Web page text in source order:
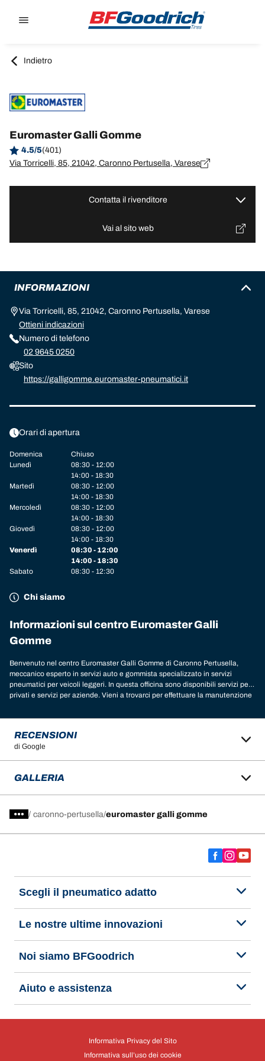
Indietro
Euromaster Galli Gomme
4.5/5(401)
Via Torricelli, 85, 21042, Caronno Pertusella, Varese
Contatta il rivenditore
Vai al sito web
INFORMAZIONI
Via Torricelli, 85, 21042, Caronno Pertusella, Varese
Ottieni indicazioni
Numero di telefono
02 9645 0250
Sito
https://galligomme.euromaster-pneumatici.it
Orari di apertura
Domenica
Chiuso
Lunedì
08:30 - 12:00
14:00 - 18:30
Martedì
08:30 - 12:00
14:00 - 18:30
Mercoledì
08:30 - 12:00
14:00 - 18:30
Giovedì
08:30 - 12:00
14:00 - 18:30
Venerdì
08:30 - 12:00
14:00 - 18:30
Sabato
08:30 - 12:30
Chi siamo
Informazioni sul centro Euromaster Galli
Gomme
Benvenuto nel centro Euromaster Galli Gomme di Caronno Pertusella,
meccanico esperto in servizi auto e gommista specializzato in servizi
pneumatici per veicoli leggeri. In questa officina sono disponibili servizi per
privati e servizi per aziende. Vieni a trovarci per effettuare la manutenzione
mezzi agricoli, mezzi industriali. Nella nostra officina a Caronno Pertusella,
consiglio ai nostri esperti per scoprire il modello e le dimensioni delle
gomme più adatte alle tue esigenze. Nell’officina sono disponibili le migliori
marche per il tuo veicolo:gomme Michelin,BFGoodrich,Tigar,Nexen,
Austone,Cooper
e tante altre. Ti aspettiamo nell’officina Euromaster Galli
appuntamento o richiedi un preventivo per il servizio che cerchi.
RECENSIONI
di Google
GALLERIA
/ caronno-pertusella euromaster galli gomme
Scegli il pneumatico adatto
Le nostre ultime innovazioni
Noi siamo BFGoodrich
Aiuto e assistenza
Informativa Privacy del Sito
Informativa sull’uso dei cookie